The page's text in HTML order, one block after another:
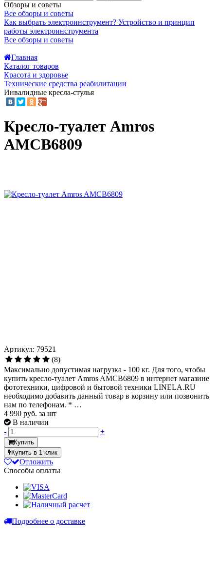
Обзоры и советы
Все обзоры и советы
Как выбрать электроинструмент? Устройство и принцип
работы электроинструмента
Все обзоры и советы
Главная
Каталог товаров
Красота и здоровье
Технические средства реабилитации
Инвалидные кресла-стулья
Кресло-туалет Amros
AMCB6809
Артикул: 79521
(8)
Максимально допустимая нагрузка - 100 кг. Для того, чтобы
купить кресло-туалет Amros AMCB6809 в интернет магазине
фототехники, цифровой и бытовой техники LINELA.RU
необходимо добавить данный товар в корзину или позвонить
нам по телефонам. * …
4 990 руб. за шт
В наличии
-
+
Купить
Купить в 1 клик
Отложить
Способы оплаты
Подробнее о доставке